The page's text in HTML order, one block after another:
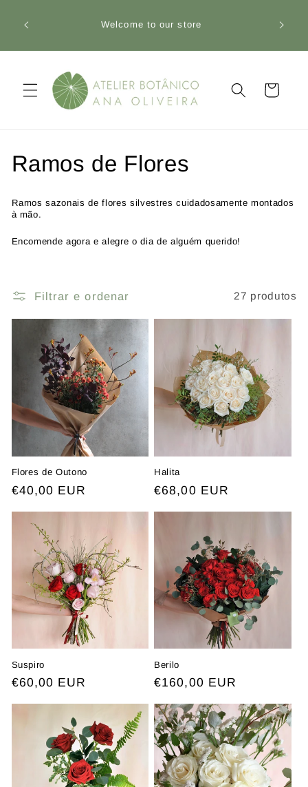
conteúdo
Welcome to our store
Carrinho
C
l
e
ã
Ramos de Flores
Ramos sazonais de flores silvestres cuidadosamente montados
à mão.
Encomende agora e alegre o dia de alguém querido!
Filtrar e ordenar 27 produtos
Flores de Outono
Preço
€40,00 EUR
Halita
Preço
€68,00 EUR
Suspiro
Preço
€60,00 EUR
Berilo
Preço
€160,00 EUR